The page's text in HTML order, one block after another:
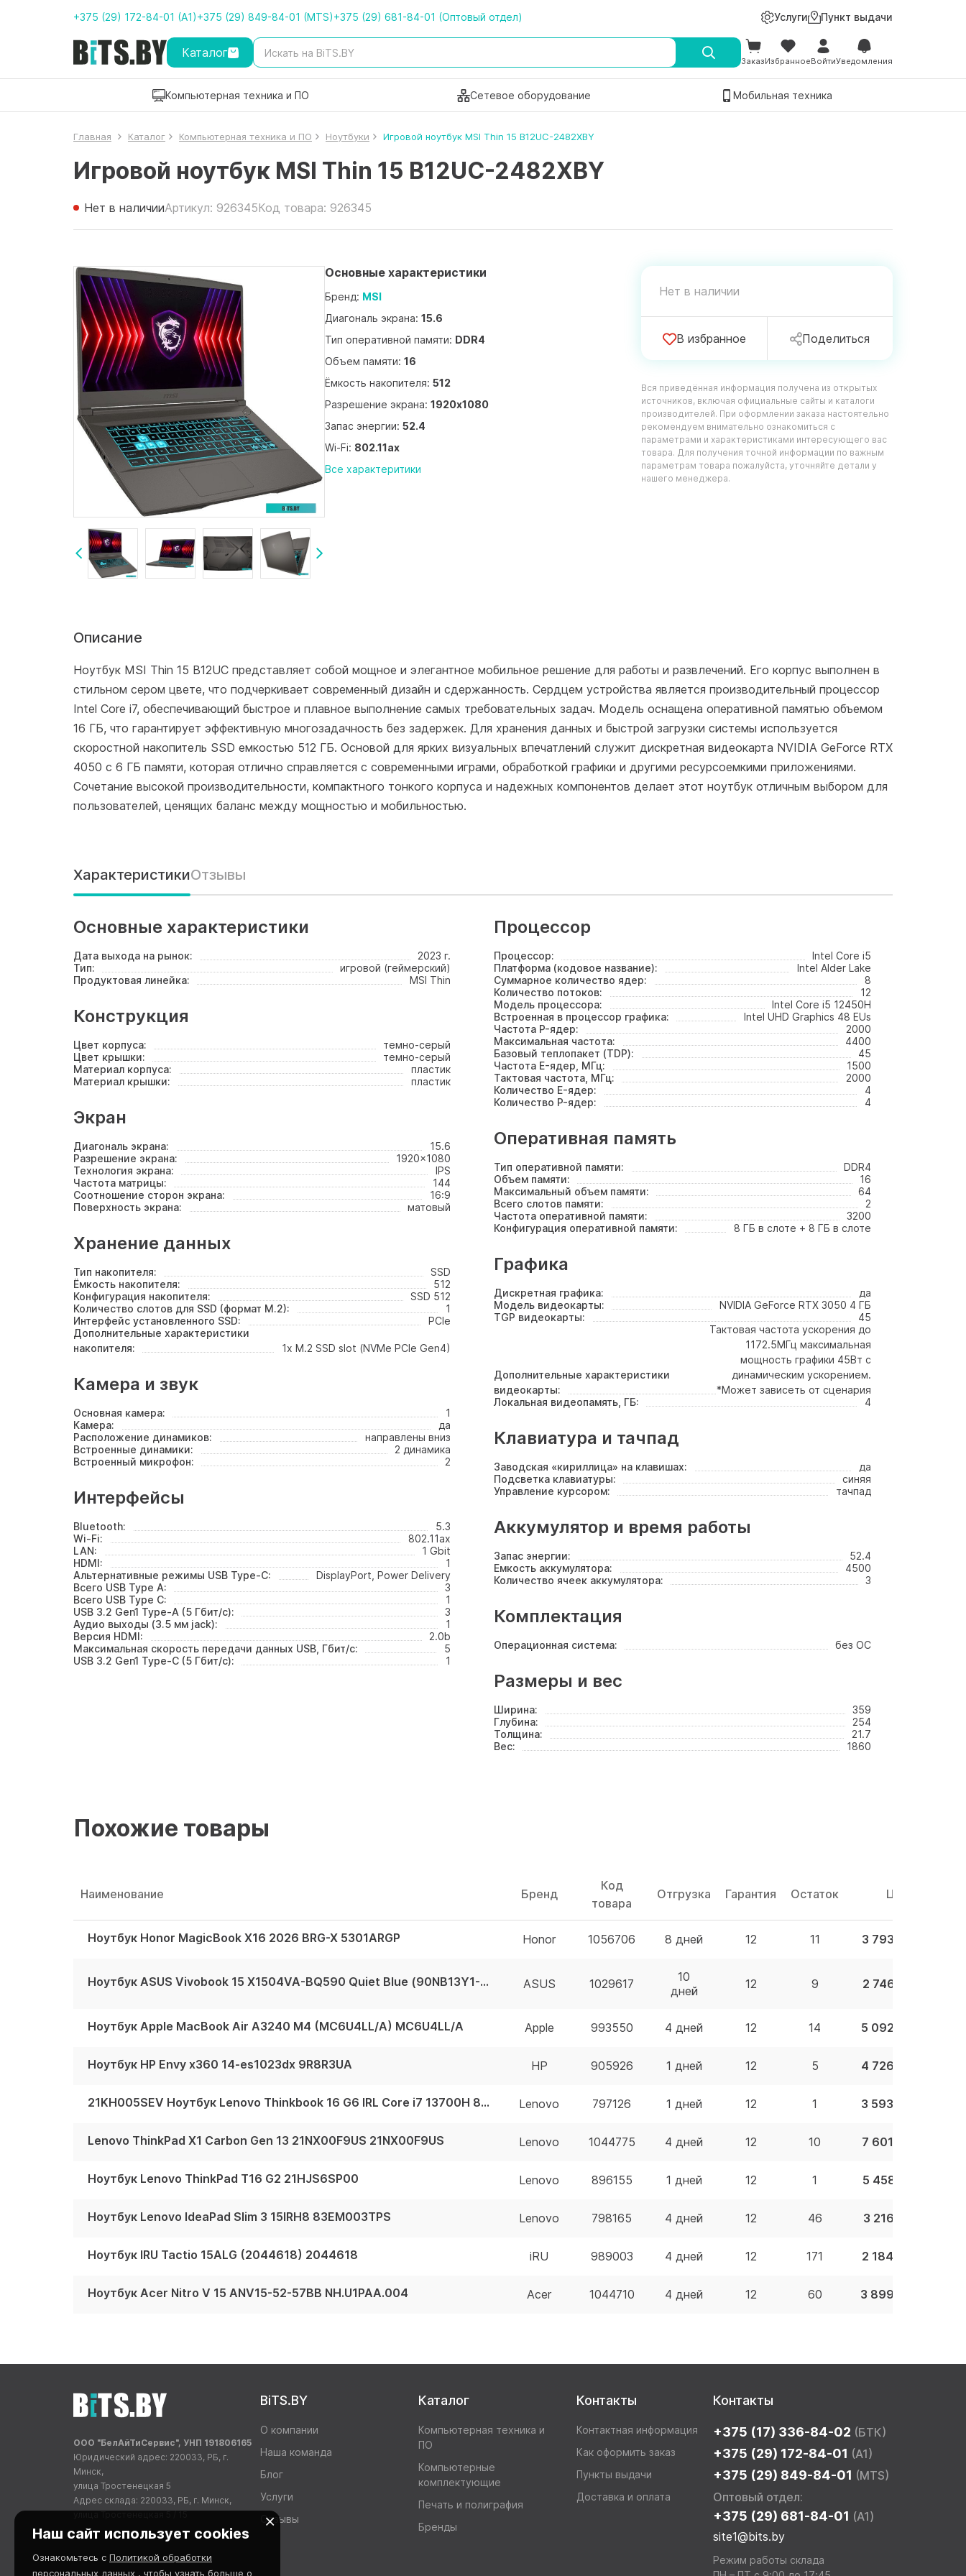
+375 (29) 172-84-01 (A1)+375 (29) 849-84-01 (MTS)+375 (29) 681-84-01 (Оптовый отдел) Услуги Пункт выдачи
Каталог
ЗаказИзбранноеВойтиУведомления
Компьютерная техника и ПО Сетевое оборудование Мобильная техника
Главная Каталог Компьютерная техника и ПО Ноутбуки Игровой ноутбук MSI Thin 15 B12UC-2482XBY
Игровой ноутбук MSI Thin 15 B12UC-2482XBY
Нет в наличииАртикул: 926345Код товара: 926345
Основные характеристики
Бренд: MSI
Диагональ экрана: 15.6
Тип оперативной памяти: DDR4
Объем памяти: 16
Ёмкость накопителя: 512
Разрешение экрана: 1920x1080
Запас энергии: 52.4
Wi-Fi: 802.11ax
Все характеритики
Нет в наличии
В избранное Поделиться
Вся приведённая информация получена из открытых
источников, включая официальные сайты и каталоги
производителей. При оформлении заказа настоятельно
рекомендуем внимательно ознакомиться с
параметрами и характеристиками интересующего вас
товара. Для получения точной информации по важным
параметрам товара пожалуйста, уточняйте детали у
нашего менеджера.
Описание
Ноутбук MSI Thin 15 B12UC представляет собой мощное и элегантное мобильное решение для работы и развлечений. Его корпус выполнен в
стильном сером цвете, что подчеркивает современный дизайн и сдержанность. Сердцем устройства является производительный процессор
Intel Core i7, обеспечивающий быстрое и плавное выполнение самых требовательных задач. Модель оснащена оперативной памятью объемом
16 ГБ, что гарантирует эффективную многозадачность без задержек. Для хранения данных и быстрой загрузки системы используется
скоростной накопитель SSD емкостью 512 ГБ. Основой для ярких визуальных впечатлений служит дискретная видеокарта NVIDIA GeForce RTX
4050 с 6 ГБ памяти, которая отлично справляется с современными играми, обработкой графики и другими ресурсоемкими приложениями.
Сочетание высокой производительности, компактного тонкого корпуса и надежных компонентов делает этот ноутбук отличным выбором для
пользователей, ценящих баланс между мощностью и мобильностью.
ХарактеристикиОтзывы
Основные характеристики
Дата выхода на рынок:
2023 г.
Тип:
игровой (геймерский)
Продуктовая линейка:
MSI Thin
Процессор
Процессор:
Intel Core i5
Платформа (кодовое название):
Intel Alder Lake
Суммарное количество ядер:
8
Количество потоков:
12
Модель процессора:
Intel Core i5 12450H
Встроенная в процессор графика:
Intel UHD Graphics 48 EUs
Частота P-ядер:
2000
Максимальная частота:
4400
Базовый теплопакет (TDP):
45
Частота E-ядер, МГц:
1500
Тактовая частота, МГц:
2000
Количество E-ядер:
4
Количество P-ядер:
4
Конструкция
Цвет корпуса:
темно-серый
Цвет крышки:
темно-серый
Материал корпуса:
пластик
Материал крышки:
пластик
Экран
Диагональ экрана:
15.6
Разрешение экрана:
1920x1080
Технология экрана:
IPS
Частота матрицы:
144
Соотношение сторон экрана:
16:9
Поверхность экрана:
матовый
Оперативная память
Тип оперативной памяти:
DDR4
Объем памяти:
16
Максимальный объем памяти:
64
Всего слотов памяти:
2
Частота оперативной памяти:
3200
Конфигурация оперативной памяти:
8 ГБ в слоте + 8 ГБ в слоте
Хранение данных
Тип накопителя:
SSD
Ёмкость накопителя:
512
Конфигурация накопителя:
SSD 512
Количество слотов для SSD (формат M.2):
1
Интерфейс установленного SSD:
PCIe
Дополнительные характеристики
накопителя:
1x M.2 SSD slot (NVMe PCIe Gen4)
Графика
Дискретная графика:
да
Модель видеокарты:
NVIDIA GeForce RTX 3050 4 ГБ
TGP видеокарты:
45
Дополнительные характеристики
видеокарты:
Тактовая частота ускорения до
1172.5МГц максимальная
мощность графики 45Вт с
динамическим ускорением.
*Может зависеть от сценария
Локальная видеопамять, ГБ:
4
Камера и звук
Основная камера:
1
Камера:
да
Расположение динамиков:
направлены вниз
Встроенные динамики:
2 динамика
Встроенный микрофон:
2
Клавиатура и тачпад
Заводская «кириллица» на клавишах:
да
Подсветка клавиатуры:
синяя
Управление курсором:
тачпад
Интерфейсы
Bluetooth:
5.3
Wi-Fi:
802.11ax
LAN:
1 Gbit
HDMI:
1
Альтернативные режимы USB Type-C:
DisplayPort, Power Delivery
Всего USB Type A:
3
Всего USB Type C:
1
USB 3.2 Gen1 Type-A (5 Гбит/с):
3
Аудио выходы (3.5 мм jack):
1
Версия HDMI:
2.0b
Максимальная скорость передачи данных USB, Гбит/с:
5
USB 3.2 Gen1 Type-C (5 Гбит/с):
1
Аккумулятор и время работы
Запас энергии:
52.4
Емкость аккумулятора:
4500
Количество ячеек аккумулятора:
3
Комплектация
Операционная система: без ОС
Размеры и вес
Ширина:
359
Глубина:
254
Толщина:
21.7
Вес:
1860
Похожие товары
Наименование Бренд
Код
товара
Отгрузка Гарантия Остаток Цена
Ноутбук Honor MagicBook X16 2026 BRG-X 5301ARGP Honor 1056706 8 дней 12 11 3 793.55 BYN
Ноутбук ASUS Vivobook 15 X1504VA-BQ590 Quiet Blue (90NB13Y1-M00X70) 90NB13Y1-M00X70 ASUS 1029617
10
дней
12 9 2 746.14 BYN
Ноутбук Apple MacBook Air A3240 M4 (MC6U4LL/A) MC6U4LL/A Apple 993550 4 дней 12 14 5 092.29 BYN
Ноутбук HP Envy x360 14-es1023dx 9R8R3UA HP 905926 1 дней 12 5 4 726.78 BYN
21KH005SEV Ноутбук Lenovo Thinkbook 16 G6 IRL Core i7 13700H 8Gb SSD512Gb Iris Xe 16" IPS WUXGA (1920x1200) noOS grey WiFi BT Cam (21KH005SEV) Lenovo 797126 1 дней 12 1 3 593.00 BYN
Lenovo ThinkPad X1 Carbon Gen 13 21NX00F9US 21NX00F9US Lenovo 1044775 4 дней 12 10 7 601.68 BYN
Ноутбук Lenovo ThinkPad T16 G2 21HJS6SP00 Lenovo 896155 1 дней 12 1 5 458.31 BYN
Ноутбук Lenovo IdeaPad Slim 3 15IRH8 83EM003TPS Lenovo 798165 4 дней 12 46 3 216.21 BYN
Ноутбук IRU Tactio 15ALG (2044618) 2044618 iRU 989003 4 дней 12 171 2 184.38 BYN
Ноутбук Acer Nitro V 15 ANV15-52-57BB NH.U1PAA.004 Acer 1044710 4 дней 12 60 3 899.00 BYN
Контакты
+375 (17) 336-84-02 (БТК)
+375 (29) 172-84-01 (A1)
+375 (29) 849-84-01 (MTS)
Оптовый отдел:
+375 (29) 681-84-01 (A1)
site1@bits.by
Режим работы склада
BiTS.BY
О компании
Наша команда
Блог
Услуги
Отзывы
Каталог
Компьютерная техника и
ПО
Компьютерные
комплектующие
Печать и полиграфия
Бренды
Контакты
Контактная информация
Как оформить заказ
Пункты выдачи
Доставка и оплата
ООО "БелАйТиСервис", УНП 191806165
Юридический адрес: 220033, РБ, г.
Минск,
улица Тростенецкая 5
Адрес склада: 220033, РБ, г. Минск,
Наш сайт использует cookies
Ознакомьтесь с Политикой обработки
персональных данных , чтобы узнать больше о